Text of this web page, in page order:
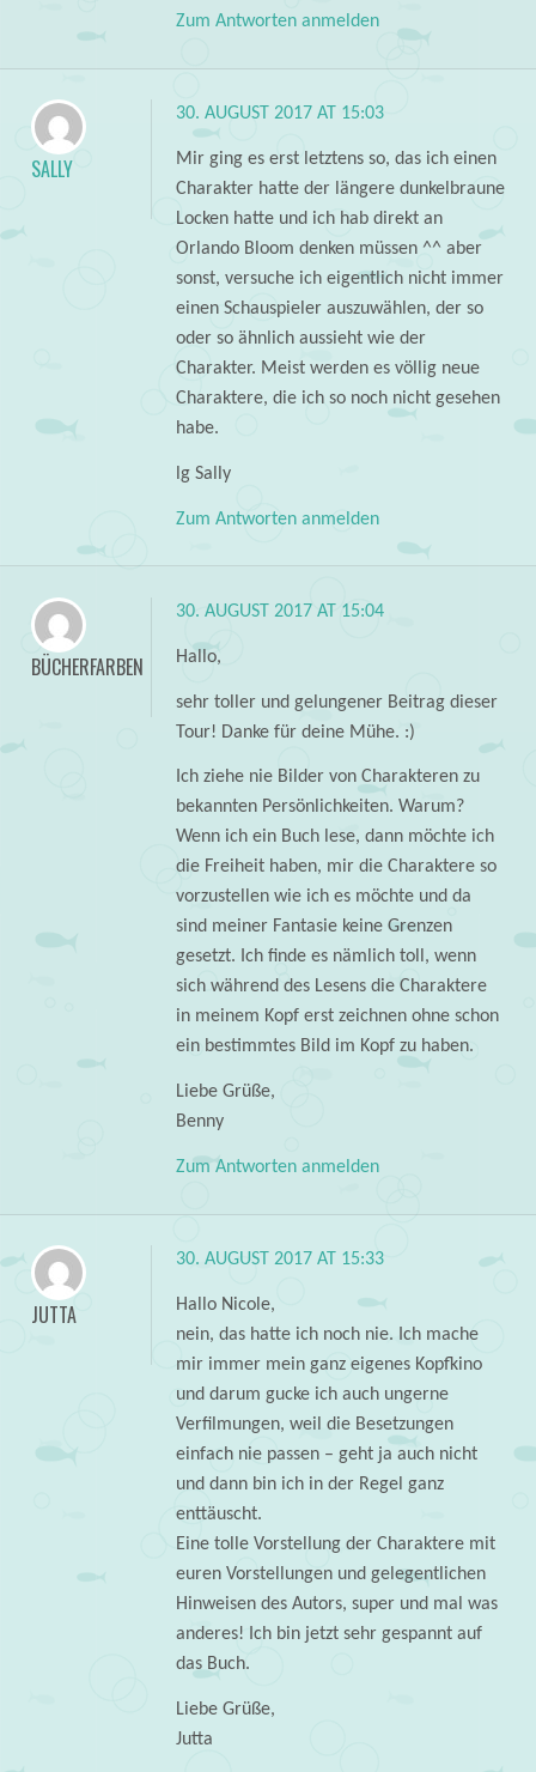
Zum Antworten anmelden
SALLY
30. AUGUST 2017 AT 15:03
Mir ging es erst letztens so, das ich einen
Charakter hatte der längere dunkelbraune
Locken hatte und ich hab direkt an
Orlando Bloom denken müssen ^^ aber
sonst, versuche ich eigentlich nicht immer
einen Schauspieler auszuwählen, der so
oder so ähnlich aussieht wie der
Charakter. Meist werden es völlig neue
Charaktere, die ich so noch nicht gesehen
habe.
lg Sally
Zum Antworten anmelden
BÜCHERFARBEN
30. AUGUST 2017 AT 15:04
Hallo,
sehr toller und gelungener Beitrag dieser
Tour! Danke für deine Mühe. :)
Ich ziehe nie Bilder von Charakteren zu
bekannten Persönlichkeiten. Warum?
Wenn ich ein Buch lese, dann möchte ich
die Freiheit haben, mir die Charaktere so
vorzustellen wie ich es möchte und da
sind meiner Fantasie keine Grenzen
gesetzt. Ich finde es nämlich toll, wenn
sich während des Lesens die Charaktere
in meinem Kopf erst zeichnen ohne schon
ein bestimmtes Bild im Kopf zu haben.
Liebe Grüße,
Benny
Zum Antworten anmelden
JUTTA
30. AUGUST 2017 AT 15:33
Hallo Nicole,
nein, das hatte ich noch nie. Ich mache
mir immer mein ganz eigenes Kopfkino
und darum gucke ich auch ungerne
Verfilmungen, weil die Besetzungen
einfach nie passen – geht ja auch nicht
und dann bin ich in der Regel ganz
enttäuscht.
Eine tolle Vorstellung der Charaktere mit
euren Vorstellungen und gelegentlichen
Hinweisen des Autors, super und mal was
anderes! Ich bin jetzt sehr gespannt auf
das Buch.
Liebe Grüße,
Jutta